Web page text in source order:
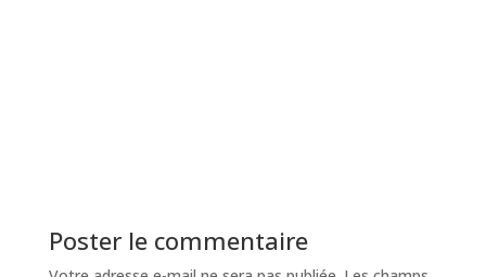
Poster le commentaire